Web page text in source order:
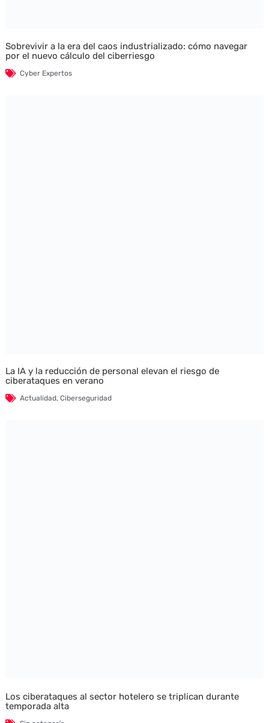
Sobrevivir a la era del caos industrializado: cómo navegar
por el nuevo cálculo del ciberriesgo
Cyber Expertos
La IA y la reducción de personal elevan el riesgo de
ciberataques en verano
Actualidad, Ciberseguridad
Los ciberataques al sector hotelero se triplican durante
temporada alta